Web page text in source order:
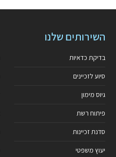
השירותים שלנו
בדיקת כדאיות
סיוע לזכיינים
גיוס מימון
פיתוח רשת
סדנת זכיינות
יעוץ משפטי